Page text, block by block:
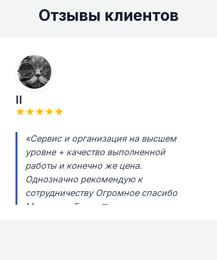
Отзывы клиентов
Il
«Сервис и организация на высшем
уровне + качество выполненной
работы и конечно же цена.
Однозначно рекомендую к
сотрудничеству Огромное спасибо
Михаилу и Егору 🤝»